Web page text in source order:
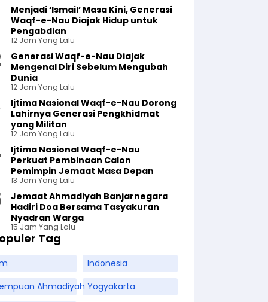
Menjadi ‘Ismail’ Masa Kini, Generasi
Waqf-e-Nau Diajak Hidup untuk
Pengabdian
12 Jam Yang Lalu
Generasi Waqf-e-Nau Diajak
Mengenal Diri Sebelum Mengubah
Dunia
12 Jam Yang Lalu
Ijtima Nasional Waqf-e-Nau Dorong
Lahirnya Generasi Pengkhidmat
yang Militan
12 Jam Yang Lalu
Ijtima Nasional Waqf-e-Nau
Perkuat Pembinaan Calon
Pemimpin Jemaat Masa Depan
13 Jam Yang Lalu
Jemaat Ahmadiyah Banjarnegara
Hadiri Doa Bersama Tasyakuran
Nyadran Warga
15 Jam Yang Lalu
Tag
Indonesia
Ahmadiyah Yogyakarta